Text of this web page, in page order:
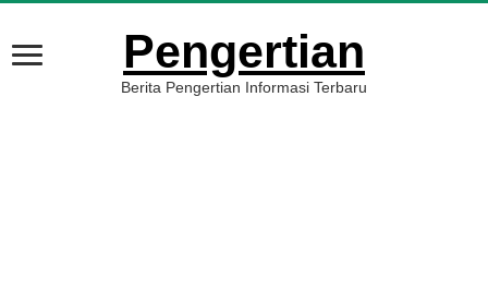
Pengertian
Berita Pengertian Informasi Terbaru